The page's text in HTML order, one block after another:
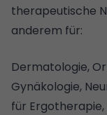
therapeutische
anderem für:
Dermatologie,
Gynäkologie,
für Ergotherapie,